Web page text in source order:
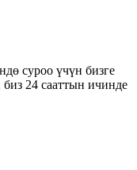
суроо үчүн бизге
24 сааттын ичинде